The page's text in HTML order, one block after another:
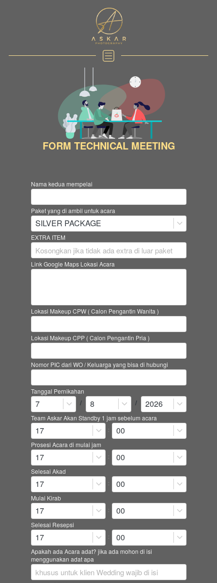
FORM TECHNICAL MEETING
Nama kedua mempelai
Paket yang di ambil untuk acara
SILVER PACKAGE
EXTRA ITEM
Link Google Maps Lokasi Acara
Lokasi Makeup CPW ( Calon Pengantin Wanita )
Lokasi Makeup CPP ( Calon Pengantin Pria )
Nomor PIC dari WO / Keluarga yang bisa di hubungi
Tanggal Pernikahan
7 / 8 / 2026
Team Askar Akan Standby 1 jam sebelum acara
17 00
Prosesi Acara di mulai jam
17 00
Selesai Akad
17 00
Mulai Kirab
17 00
Selesai Resepsi
17 00
Apakah ada Acara adat? jika ada mohon di isi
menggunakan adat apa